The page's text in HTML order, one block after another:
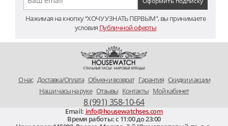
Нажимая на кнопку “ХОЧУ УЗНАТЬ ПЕРВЫМ”, вы принимаете
условия Публичной оферты
O нас Доставка/Оплата Обмен и возврат Гарантия Скидки и акции
Наши часы на руке Отзывы Контакты Мой кабинет
8 (991) 358-10-64
Email: info@housewatchses.com
Время работы: c 11:00 до 23:00